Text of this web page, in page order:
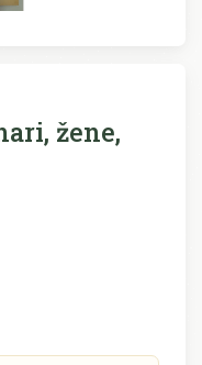
žene,